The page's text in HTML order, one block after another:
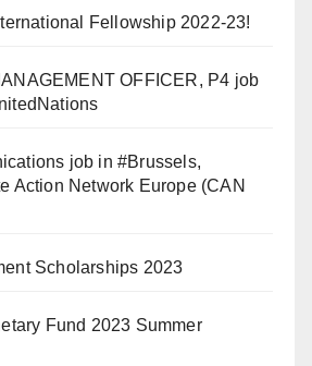
Fellowship 2022-23!
OFFICER, P4 job
job in #Brussels,
Action Network Europe (CAN
Scholarships 2023
Fund 2023 Summer